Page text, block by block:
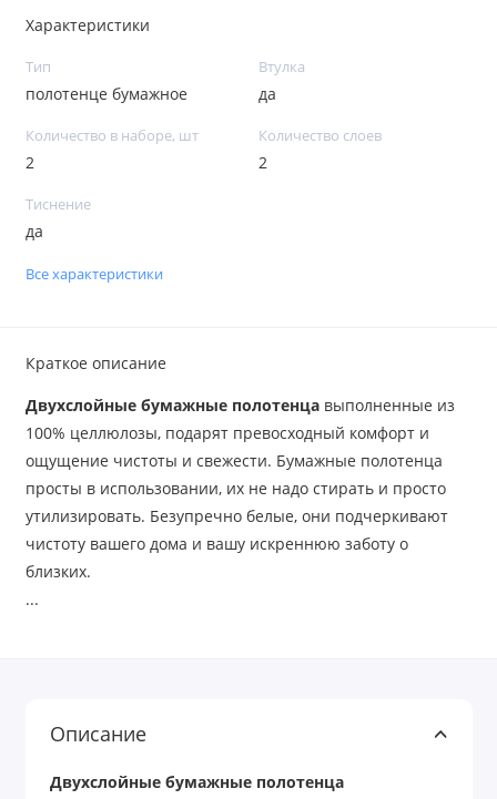
Характеристики
Тип
полотенце бумажное
Втулка
да
Количество в наборе, шт
2
Количество слоев
2
Тиснение
да
Все характеристики
Краткое описание
Двухслойные бумажные полотенца выполненные из
100% целлюлозы, подарят превосходный комфорт и
ощущение чистоты и свежести. Бумажные полотенца
просты в использовании, их не надо стирать и просто
утилизировать. Безупречно белые, они подчеркивают
чистоту вашего дома и вашу искреннюю заботу о
близких.
...
Описание
Двухслойные бумажные полотенца